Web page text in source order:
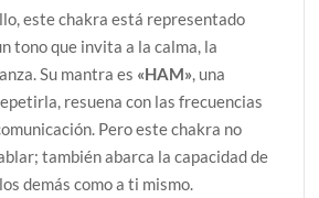
este chakra está representado
tono que invita a la calma, la
Su mantra es «HAM», una
resuena con las frecuencias
Pero este chakra no
también abarca la capacidad de
demás como a ti mismo.